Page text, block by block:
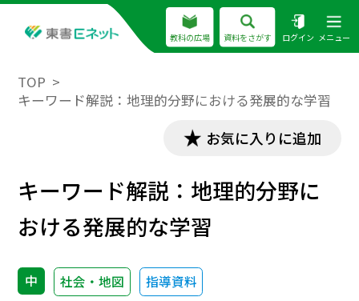
教科の広場 資料をさがす ログイン メニュー
TOP
キーワード解説：地理的分野における発展的な学習
お気に入りに追加
キーワード解説：地理的分野に
おける発展的な学習
中 社会・地図 指導資料